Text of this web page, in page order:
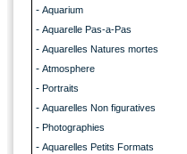
- Aquarium
- Aquarelle Pas-a-Pas
- Aquarelles Natures mortes
- Atmosphere
- Portraits
- Aquarelles Non figuratives
- Photographies
- Aquarelles Petits Formats